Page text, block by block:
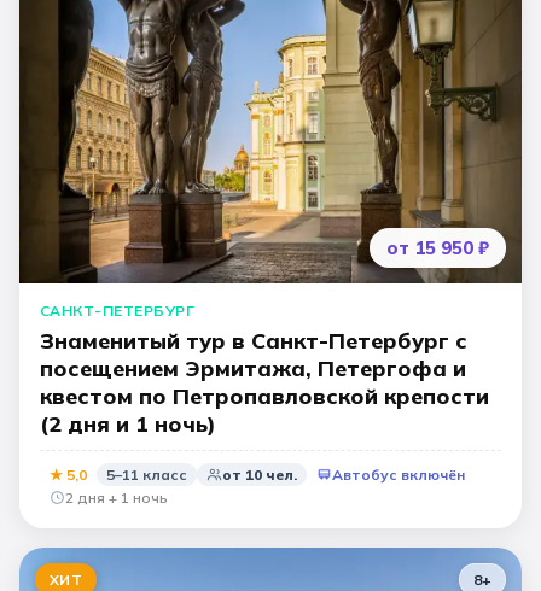
от 15 950 ₽
САНКТ-ПЕТЕРБУРГ
Знаменитый тур в Санкт-Петербург с
посещением Эрмитажа, Петергофа и
квестом по Петропавловской крепости
(2 дня и 1 ночь)
★ 5,0 5–11 класс от 10 чел.
Автобус включён
2 дня + 1 ночь
ХИТ 8+